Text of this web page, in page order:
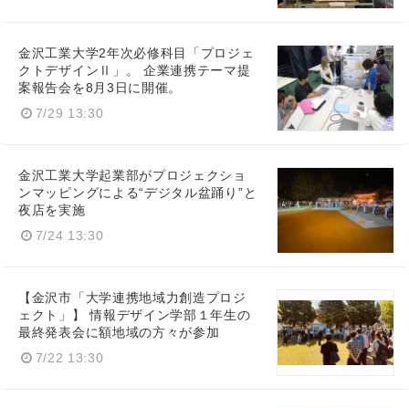
金沢工業大学2年次必修科目「プロジェ
クトデザインⅡ」。 企業連携テーマ提
案報告会を8月3日に開催。
7/29 13:30
金沢工業大学起業部がプロジェクショ
ンマッピングによる“デジタル盆踊り”と
夜店を実施
7/24 13:30
【金沢市「大学連携地域力創造プロジ
ェクト」】 情報デザイン学部１年生の
最終発表会に額地域の方々が参加
7/22 13:30